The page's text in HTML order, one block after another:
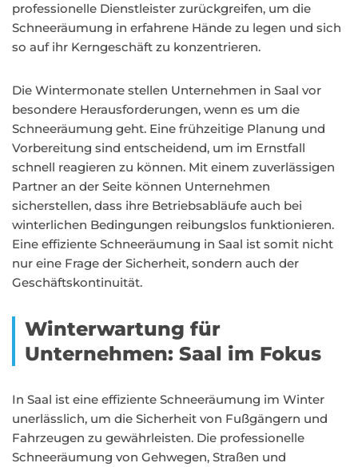
professionelle Dienstleister zurückgreifen, um die
Schneeräumung in erfahrene Hände zu legen und sich
so auf ihr Kerngeschäft zu konzentrieren.
Die Wintermonate stellen Unternehmen in Saal vor
besondere Herausforderungen, wenn es um die
Schneeräumung geht. Eine frühzeitige Planung und
Vorbereitung sind entscheidend, um im Ernstfall
schnell reagieren zu können. Mit einem zuverlässigen
Partner an der Seite können Unternehmen
sicherstellen, dass ihre Betriebsabläufe auch bei
winterlichen Bedingungen reibungslos funktionieren.
Eine effiziente Schneeräumung in Saal ist somit nicht
nur eine Frage der Sicherheit, sondern auch der
Geschäftskontinuität.
Winterwartung für
Unternehmen: Saal im Fokus
In Saal ist eine effiziente Schneeräumung im Winter
unerlässlich, um die Sicherheit von Fußgängern und
Fahrzeugen zu gewährleisten. Die professionelle
Schneeräumung von Gehwegen, Straßen und